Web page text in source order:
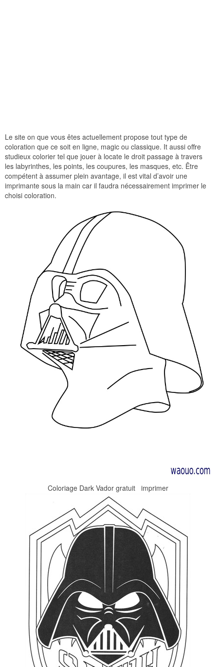
Le site on que vous êtes actuellement propose tout type de
coloration que ce soit en ligne, magic ou classique. It aussi offre
studieux colorier tel que jouer à locate le droit passage à travers
les labyrinthes, les points, les coupures, les masques, etc. Être
compétent à assumer plein avantage, il est vital d’avoir une
imprimante sous la main car il faudra nécessairement imprimer le
choisi coloration.
Coloriage Dark Vador gratuit imprimer